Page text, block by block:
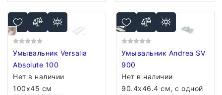
Умывальник Versalia
Absolute 100
Нет в наличии
100x45 см
Умывальник Andrea SV
900
Нет в наличии
90.4x46.4 см, с одной